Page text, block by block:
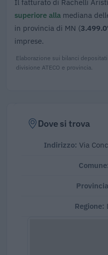
Il fatturato di Rachelli
superiore alla mediana
in provincia di MN (
imprese.
Elaborazione sui bilanci
divisione ATECO e provincia.
Dove si trova
Indirizzo: Via
Regione: